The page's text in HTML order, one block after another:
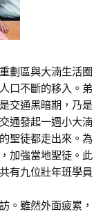
劃區與大湳生活圈
口不斷的移入。弟
交通黑暗期，乃是
通發起一週小大湳
聖徒都走出來。為
加強當地聖徒。此
有九位壯年班學員
雖然外面疲累，